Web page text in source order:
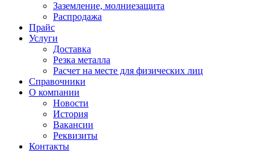
Заземление, молниезащита
Распродажа
Прайс
Услуги
Доставка
Резка металла
Расчет на месте для физических лиц
Справочники
О компании
Новости
История
Вакансии
Реквизиты
Контакты